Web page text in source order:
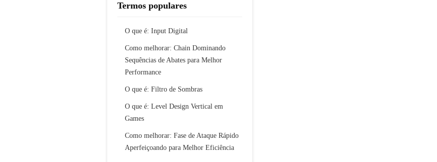
Termos populares
O que é: Input Digital
Como melhorar: Chain Dominando
Sequências de Abates para Melhor
Performance
O que é: Filtro de Sombras
O que é: Level Design Vertical em
Games
Como melhorar: Fase de Ataque Rápido
Aperfeiçoando para Melhor Eficiência